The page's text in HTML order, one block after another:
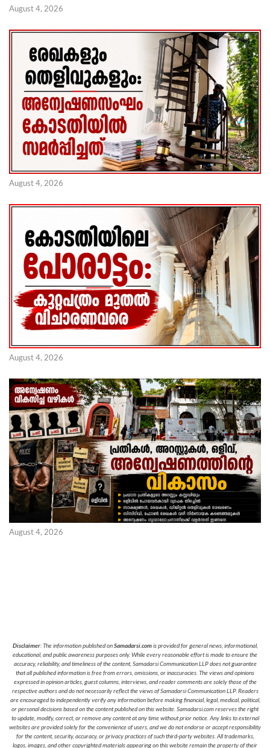
August 4, 2026
August 4, 2026
August 4, 2026
August 4, 2026
Disclaimer: The information published onSamadarsi.comis provided for general news, informational,
educational, and public awareness purposes only. While every reasonable effort is made to ensure the
accuracy, reliability, and timeliness of the content, Samadarsi Communication LLP does not guarantee
that all published information is free from errors, omissions, or inaccuracies. The views and opinions
expressed in opinion articles, guest columns, interviews, and reader comments are solely those of the
respective authors and do not necessarily reflect the views of Samadarsi Communication LLP. Readers
are encouraged to independently verify any information before making financial, legal, medical, political,
or personal decisions based on the content published on this website. Samadarsi.com reserves the right
to update, modify, correct, or remove any content at any time without prior notice. Any links to external
websites are provided solely for the convenience of users, and we do not endorse or accept responsibility
for the content, security, accuracy, or privacy practices of such third-party websites. All trademarks,
logos, images, and other copyrighted materials appearing on this website remain the property of their